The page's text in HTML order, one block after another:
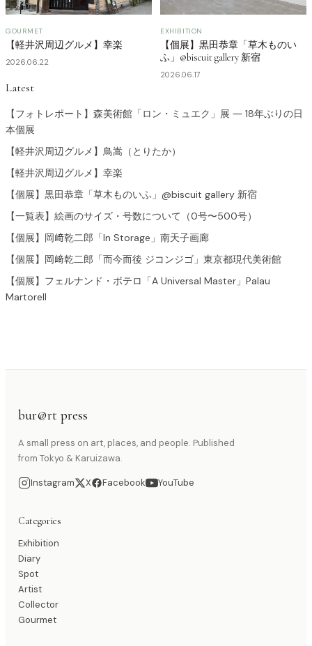
GOURMET
【軽井沢周辺グルメ】幸楽
2026.06.22
EXHIBITION
【個展】黒田恭章「草木ものい
ふ」@biscuit gallery 新宿
2026.06.17
Latest
【フォトレポート】森美術館「ロン・ミュエク」展 ― 18年ぶりの日
本個展
【軽井沢周辺グルメ】鳥嵩（とりたか）
【軽井沢周辺グルメ】幸楽
【個展】黒田恭章「草木ものいふ」@biscuit gallery 新宿
【一覧表】絵画のサイズ・号数について（0号〜500号）
【個展】岡﨑乾二郎「In Storage」南天子画廊
【個展】岡﨑乾二郎「而今而後 ジコンジゴ」東京都現代美術館
【個展】フェルナンド・ボテロ「A Universal Master」Palau
Martorell
bur@rt press
A small press on art, places, and people. Published
from Tokyo & Karuizawa.
Instagram X Facebook YouTube
Categories
Exhibition
Diary
Spot
Artist
Collector
Gourmet